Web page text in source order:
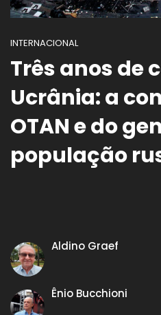
INTERNACIONAL
Três anos de
Ucrânia: a
OTAN e do
população
Aldino Graef
Ênio Bucchioni